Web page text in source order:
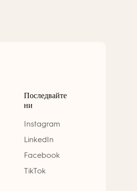
Последвайте
ни
Instagram
LinkedIn
Facebook
TikTok